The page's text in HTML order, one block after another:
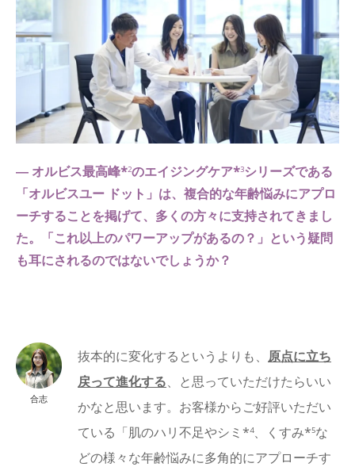
― オルビス最高峰*2のエイジングケア*3シリーズである
「オルビスユー ドット」は、複合的な年齢悩みにアプロ
ーチすることを掲げて、多くの方々に支持されてきまし
た。「これ以上のパワーアップがあるの？」という疑問
も耳にされるのではないでしょうか？
合志
抜本的に変化するというよりも、 原点に立ち
戻って進化する、と思っていただけたらいい
かなと思います。お客様からご好評いただい
ている「肌のハリ不足やシミ*4、くすみ*5な
どの様々な年齢悩みに多角的にアプローチす